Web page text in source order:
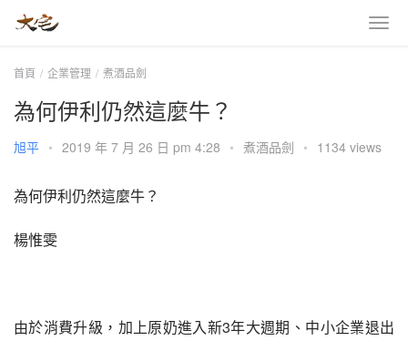
首頁 企業管理 煮酒品劍
為何伊利仍然這麼牛？
旭平 • 2019 年 7 月 26 日 pm 4:28 • 煮酒品劍 • 1134 views
為何伊利仍然這麼牛？
楊惟雯
由於消費升級，加上原奶進入新3年大週期、中小企業退出